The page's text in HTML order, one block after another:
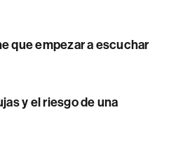
que empezar a escuchar
y el riesgo de una